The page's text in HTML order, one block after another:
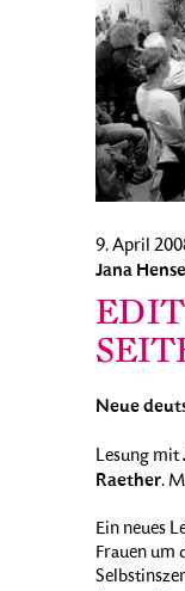
9. April
Jana
EDIT
Neue
Lesung mit
Raether.
Ein neues
Frauen um